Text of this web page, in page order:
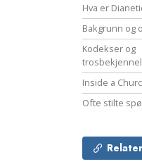
Hva er
Bakgrunn og
Kodekser og
Inside a
Ofte stilte